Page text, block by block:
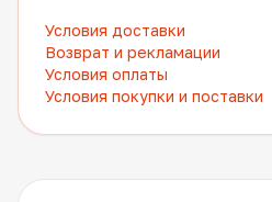
Условия доставки
Возврат и рекламации
Условия оплаты
Условия покупки и поставки